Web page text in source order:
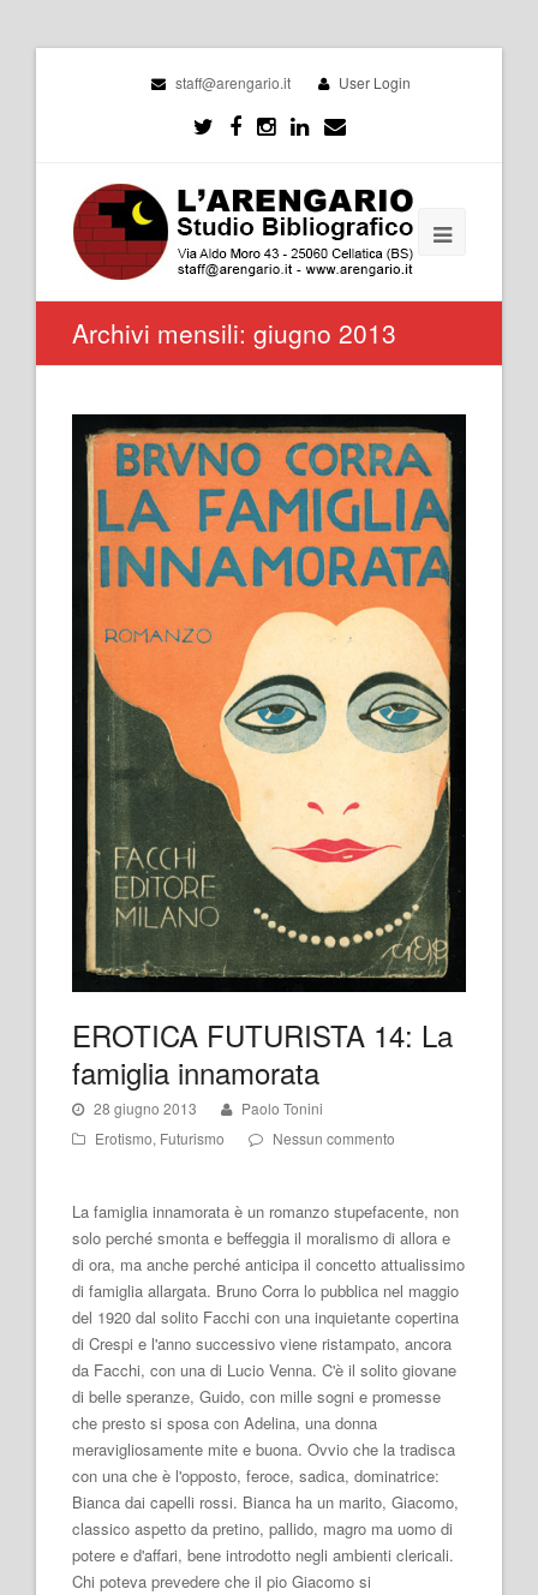
staff@arengario.it User Login
Archivi mensili: giugno 2013
EROTICA FUTURISTA 14: La
famiglia innamorata
28 giugno 2013
Paolo Tonini
Erotismo, Futurismo Nessun commento
La famiglia innamorata è un romanzo stupefacente, non
solo perché smonta e beffeggia il moralismo di allora e
di ora, ma anche perché anticipa il concetto attualissimo
di famiglia allargata. Bruno Corra lo pubblica nel maggio
del 1920 dal solito Facchi con una inquietante copertina
di Crespi e l'anno successivo viene ristampato, ancora
da Facchi, con una di Lucio Venna. C'è il solito giovane
di belle speranze, Guido, con mille sogni e promesse
che presto si sposa con Adelina, una donna
meravigliosamente mite e buona. Ovvio che la tradisca
con una che è l'opposto, feroce, sadica, dominatrice:
Bianca dai capelli rossi. Bianca ha un marito, Giacomo,
classico aspetto da pretino, pallido, magro ma uomo di
potere e d'affari, bene introdotto negli ambienti clericali.
Chi poteva prevedere che il pio Giacomo si